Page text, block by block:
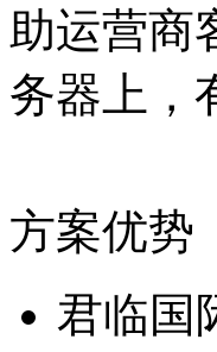
助运营商
务器上
方案优势
君临国